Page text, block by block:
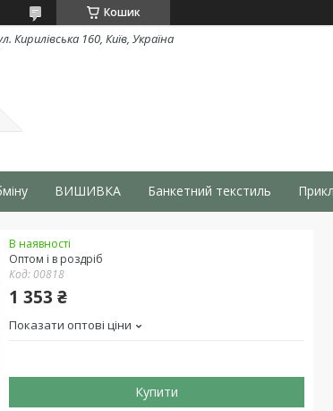
Кошик
Кирилівська 160, Київ, Україна
ВИШИВКА Банкетний текстиль
В наявності
Оптом і в роздріб
Код: 00818
1 353 ₴
Показати оптові ціни
Купити